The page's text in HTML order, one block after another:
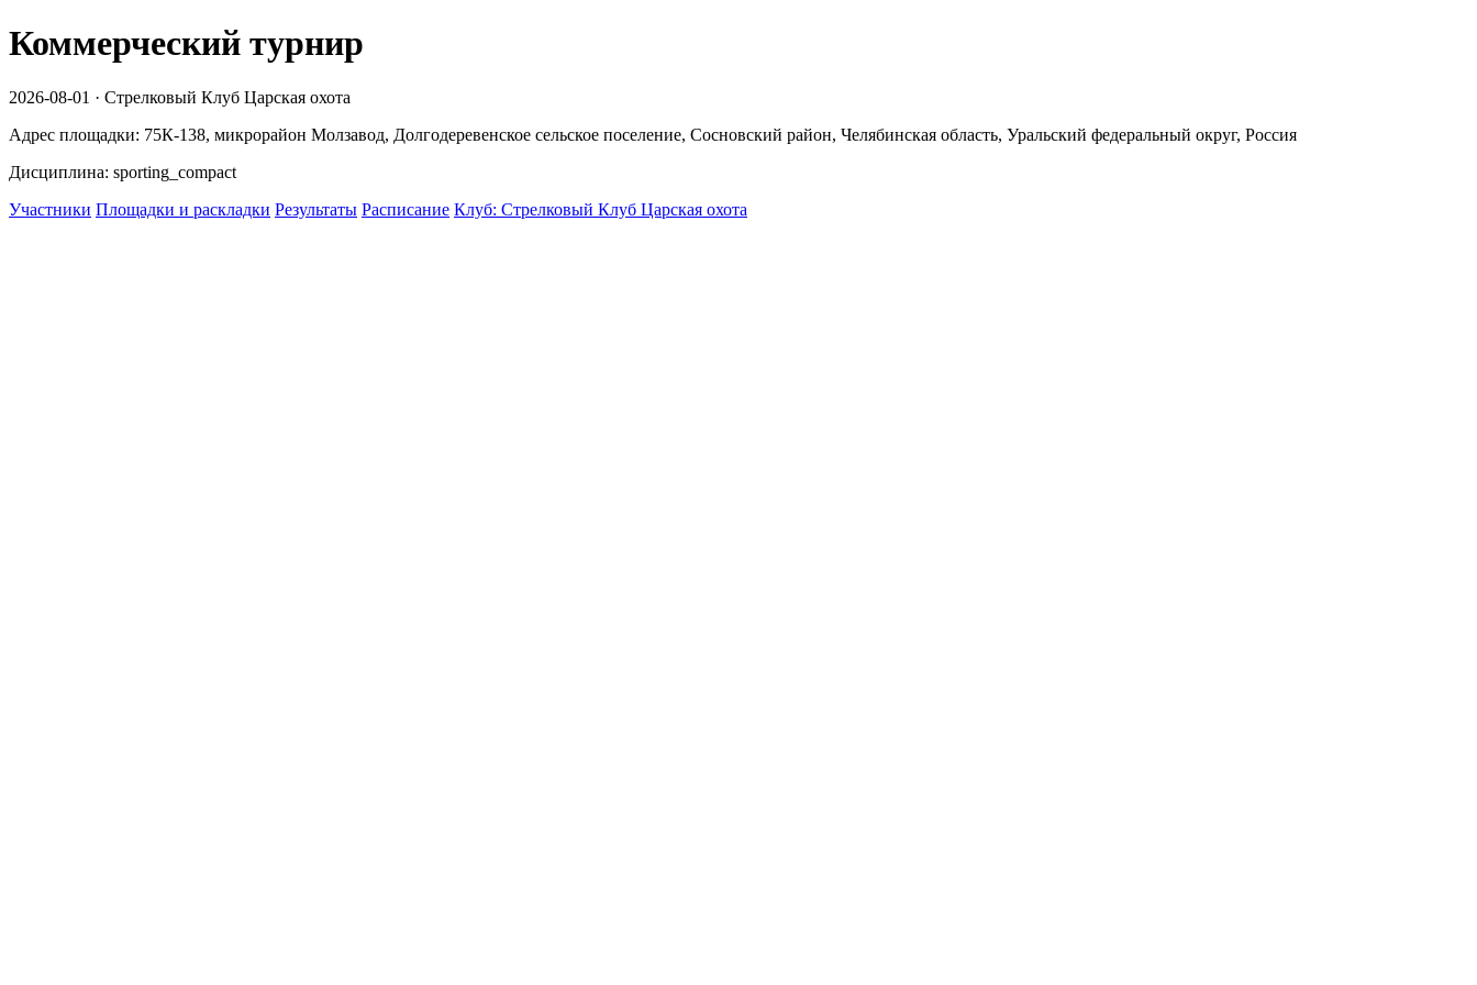
Коммерческий турнир
2026-08-01 · Стрелковый Клуб Царская охота
Адрес площадки: 75К-138, микрорайон Молзавод, Долгодеревенское сельское поселение, Сосновский район, Челябинская область, Уральский федеральный округ, Россия
Дисциплина: sporting_compact
Участники Площадки и раскладки Результаты Расписание Клуб: Стрелковый Клуб Царская охота